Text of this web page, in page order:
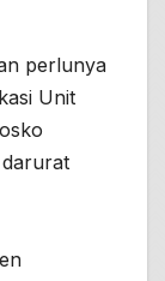
perlunya
Unit